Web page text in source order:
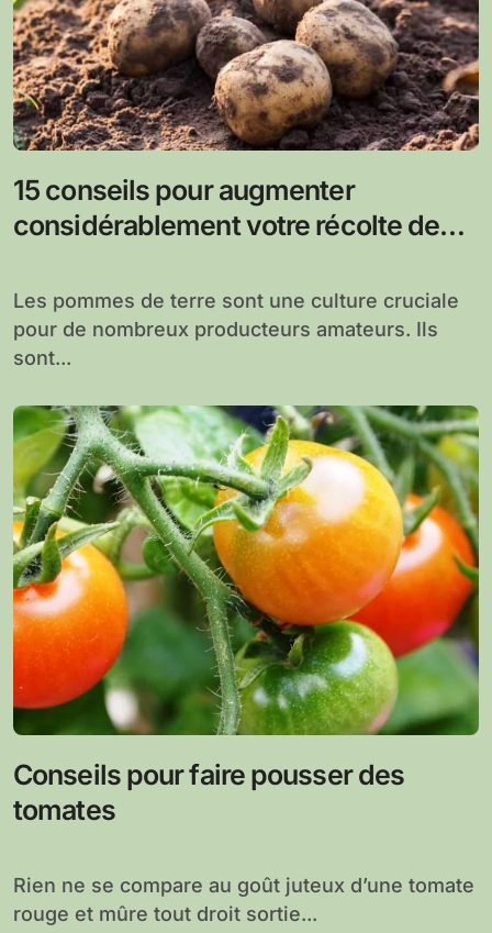
15 conseils pour augmenter
considérablement votre récolte de
Les pommes de terre sont une culture cruciale
pour de nombreux producteurs amateurs. Ils
sont...
Conseils pour faire pousser des
tomates
Rien ne se compare au goût juteux d’une tomate
rouge et mûre tout droit sortie...